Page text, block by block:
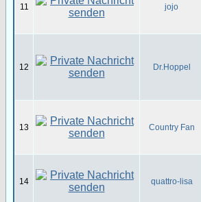
11 jojo
12 Dr.Hoppel
13 Country Fan
14 quattro-lisa